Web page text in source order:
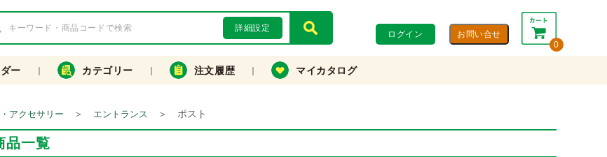
詳細設定
ログイン
0
合計： 0円
カートを見る・注文する
ー カテゴリー 注文履歴 マイカタログ
アクセサリー ＞ エントランス ＞ ポスト
品一覧